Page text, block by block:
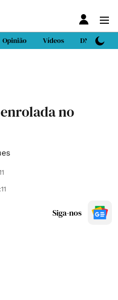
Opinião Vídeos DN Sport
no
Siga-nos